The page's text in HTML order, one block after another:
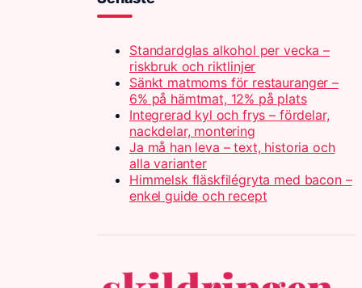
Standardglas alkohol per vecka –
riskbruk och riktlinjer
Sänkt matmoms för restauranger –
6% på hämtmat, 12% på plats
Integrerad kyl och frys – fördelar,
nackdelar, montering
Ja må han leva – text, historia och
alla varianter
Himmelsk fläskfilégryta med bacon –
enkel guide och recept